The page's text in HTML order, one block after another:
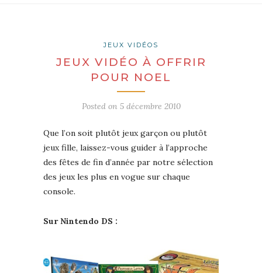
JEUX VIDÉOS
JEUX VIDÉO À OFFRIR
POUR NOEL
Posted on 5 décembre 2010
Que l’on soit plutôt jeux garçon ou plutôt
jeux fille, laissez-vous guider à l’approche
des fêtes de fin d’année par notre sélection
des jeux les plus en vogue sur chaque
console.
Sur Nintendo DS :